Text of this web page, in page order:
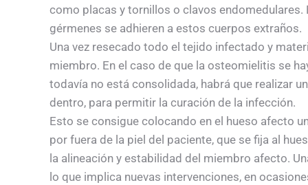
como placas y tornillos o clavos
gérmenes se adhieren a estos cuerpos extraños.
Una vez resecado todo el tejido infectado y
miembro. En el caso de que la osteomielitis se
todavía no está consolidada, habrá que realizar
dentro, para permitir la curación de la infección.
Esto se consigue colocando en el hueso afecto
por fuera de la piel del paciente, que se fija al
la alineación y estabilidad del miembro afecto.
lo que implica nuevas intervenciones, en